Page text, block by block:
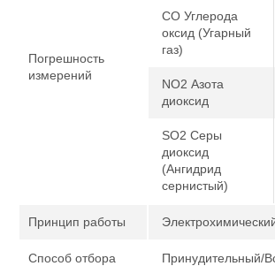
Погрешность
измерений
CO Углерода
оксид (Угарный
газ)
NO2 Азота
диоксид
SO2 Серы
диоксид
(Ангидрид
сернистый)
Принцип работы
Способ отбора
Принудительный/